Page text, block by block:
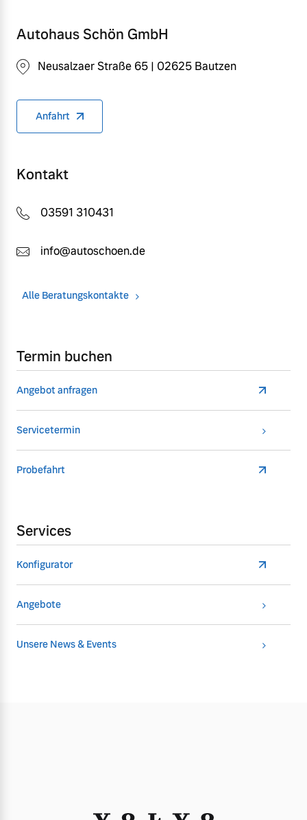
Autohaus Schön GmbH
Neusalzaer Straße 65 | 02625 Bautzen
Anfahrt
Kontakt
03591 310431
info@autoschoen.de
Alle Beratungskontakte
Termin buchen
Angebot anfragen
Servicetermin
Probefahrt
Services
Konfigurator
Angebote
Unsere News & Events